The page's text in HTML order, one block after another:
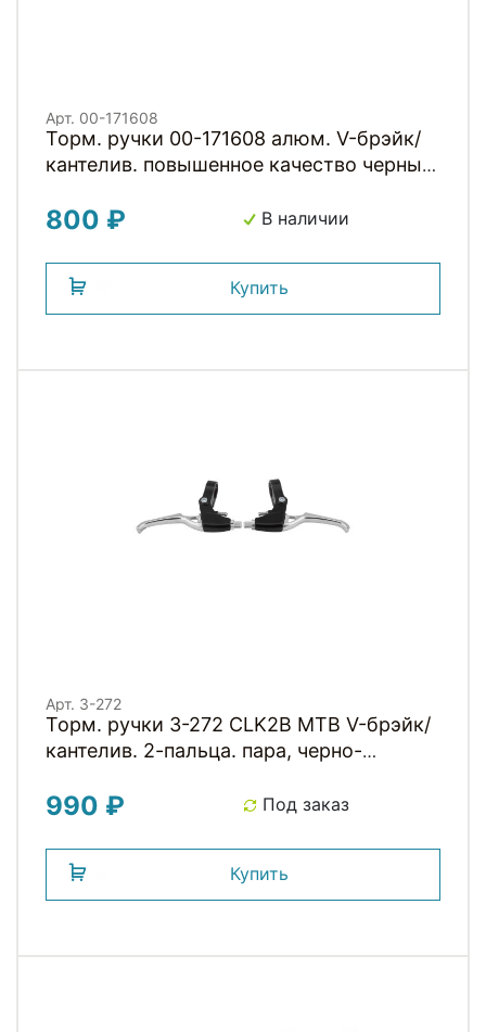
Арт. 00-171608
Торм. ручки 00-171608 алюм. V-брэйк/
кантелив. повышенное качество черные
800 ₽ В наличии
Купить
Арт. 3-272
Торм. ручки 3-272 CLK2B MTB V-брэйк/
кантелив. 2-пальца. пара, черно-
990 ₽ Под заказ
Купить